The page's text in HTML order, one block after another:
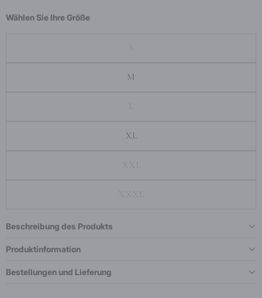
Wählen Sie Ihre Größe
S
M
XL
XXL
XXXL
Beschreibung des Produkts
Produktinformation
Bestellungen und Lieferung